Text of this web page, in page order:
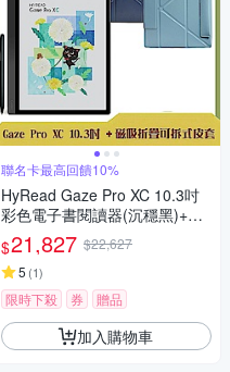
聯名卡最高回饋10%
HyRead Gaze Pro XC 10.3吋
彩色電子書閱讀器(沉穩黑)+磁
吸折疊可拆式皮套 (組合)
$21,827 $22,627
5 (1)
限時下殺 券 贈品
加入購物車